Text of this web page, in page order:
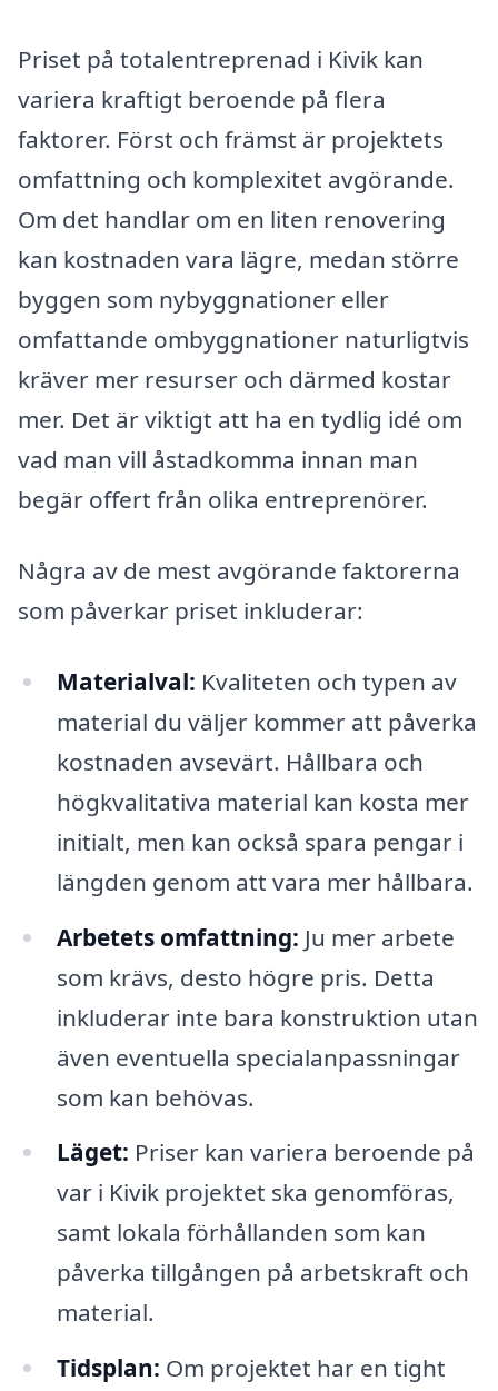
Priset på totalentreprenad i Kivik kan
variera kraftigt beroende på flera
faktorer. Först och främst är projektets
omfattning och komplexitet avgörande.
Om det handlar om en liten renovering
kan kostnaden vara lägre, medan större
byggen som nybyggnationer eller
omfattande ombyggnationer naturligtvis
kräver mer resurser och därmed kostar
mer. Det är viktigt att ha en tydlig idé om
vad man vill åstadkomma innan man
begär offert från olika entreprenörer.
Några av de mest avgörande faktorerna
som påverkar priset inkluderar:
Materialval: Kvaliteten och typen av
material du väljer kommer att påverka
kostnaden avsevärt. Hållbara och
högkvalitativa material kan kosta mer
initialt, men kan också spara pengar i
längden genom att vara mer hållbara.
Arbetets omfattning: Ju mer arbete
som krävs, desto högre pris. Detta
inkluderar inte bara konstruktion utan
även eventuella specialanpassningar
som kan behövas.
Läget: Priser kan variera beroende på
var i Kivik projektet ska genomföras,
samt lokala förhållanden som kan
påverka tillgången på arbetskraft och
material.
Tidsplan: Om projektet har en tight